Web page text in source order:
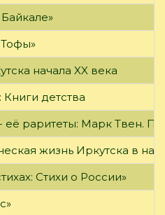
начала XX века
детства
её раритеты: Марк Твен.
жизнь Иркутска в
Стихи о России»